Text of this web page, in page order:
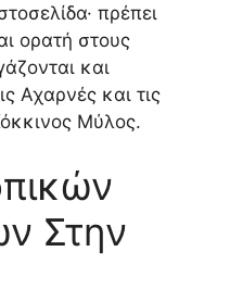
πρέπει
ορατή στους
και
Αχαρνές και τις
Μύλος.
Στην